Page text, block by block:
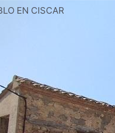
EN CISCAR